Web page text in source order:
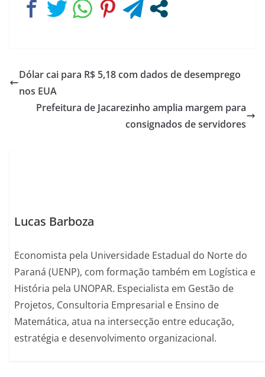
Dólar cai para R$ 5,18 com dados de desemprego
nos EUA
Prefeitura de Jacarezinho amplia margem para
consignados de servidores
Lucas Barboza
Economista pela Universidade Estadual do Norte do
Paraná (UENP), com formação também em Logística e
História pela UNOPAR. Especialista em Gestão de
Projetos, Consultoria Empresarial e Ensino de
Matemática, atua na intersecção entre educação,
estratégia e desenvolvimento organizacional.